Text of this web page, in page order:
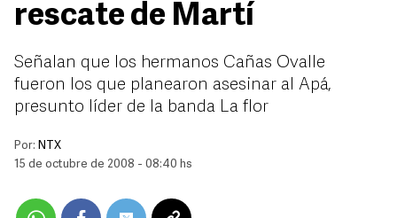
rescate de Martí
Señalan que los hermanos Cañas Ovalle
fueron los que planearon asesinar al Apá,
presunto líder de la banda La flor
Por: NTX
15 de octubre de 2008 - 08:40 hs